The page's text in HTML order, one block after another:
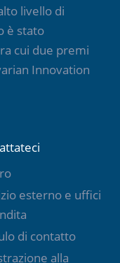
livello di
è stato
cui due premi
Innovation
esterno e uffici
di contatto
alla